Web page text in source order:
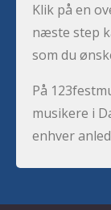
Klik på en
næste step
som du
På
musikere i
enhver